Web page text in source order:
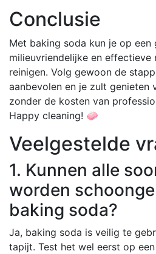
Conclusie
Met baking soda kun je op een
milieuvriendelijke en effectieve
reinigen. Volg gewoon de
aanbevolen en je zult genieten
zonder de kosten van
Happy cleaning! 🧼
Veelgestelde
1. Kunnen alle
worden
baking soda?
Ja, baking soda is veilig te
tapijt. Test het wel eerst op